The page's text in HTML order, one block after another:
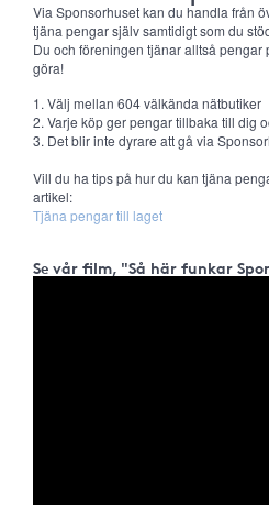
Via Sponsorhuset kan du handla från
tjäna pengar själv samtidigt som du
Du och föreningen tjänar alltså pengar
göra!
1. Välj mellan 604 välkända nätbutiker
2. Varje köp ger pengar tillbaka till dig
3. Det blir inte dyrare att gå via
Vill du ha tips på hur du kan tjäna
artikel:
Tjäna pengar till laget
Se vår film, "Så här funkar